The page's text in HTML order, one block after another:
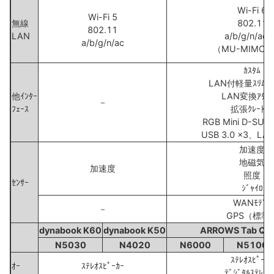
無線
LAN
Wi-Fi 5
802.11
a/b/g/n/ac
Wi-Fi 6
802.11
a/b/g/n/ac/
（MU-MIMO
他ｲﾝﾀｰ
ﾌｪｰｽ
－
ｶｽﾀﾑ
LAN付軽量ｽﾘﾑｷ
LAN変換ｱﾀﾞ
拡張ｸﾚｰﾄﾞﾙ
RGB Mini D-SUB
USB 3.0 x3、
ｾﾝｻｰ
加速度
加速度
地磁気
照度
ｼﾞｬｲﾛ
－
WANﾓﾃﾞﾙ
GPS（標準
dynabook K60 dynabook K50
ARROWS Tab
N5030
N4020 N6000
N5100
ｵｰ
ｽﾃﾚｵｽﾋﾟｰｶｰ
ｽﾃﾚｵｽﾋﾟｰｶｰ